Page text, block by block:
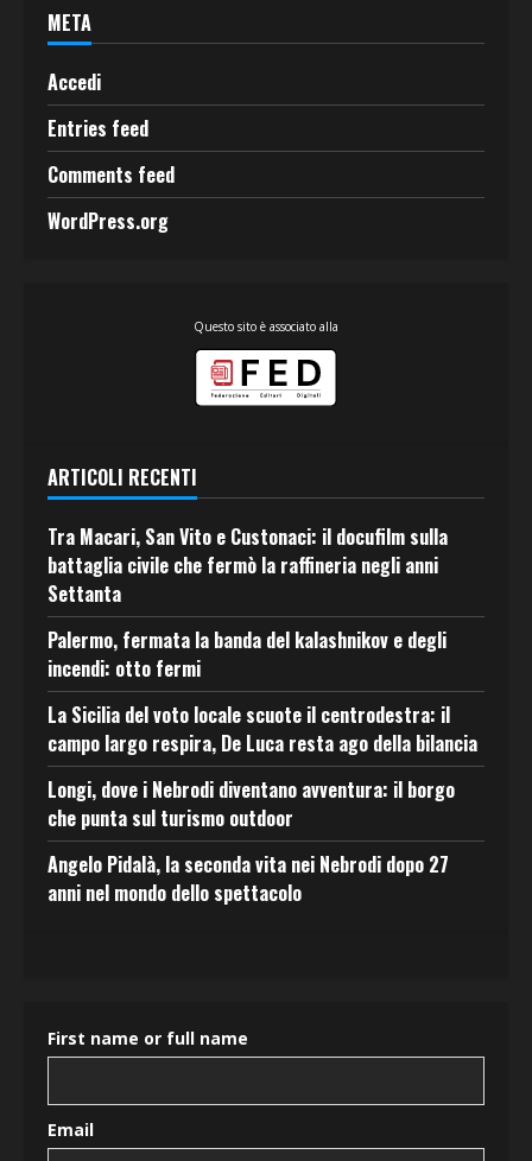
META
Accedi
Entries feed
Comments feed
WordPress.org
Questo sito è associato alla
ARTICOLI RECENTI
Tra Macari, San Vito e Custonaci: il docufilm sulla
battaglia civile che fermò la raffineria negli anni
Settanta
Palermo, fermata la banda del kalashnikov e degli
incendi: otto fermi
La Sicilia del voto locale scuote il centrodestra: il
campo largo respira, De Luca resta ago della bilancia
Longi, dove i Nebrodi diventano avventura: il borgo
che punta sul turismo outdoor
Angelo Pidalà, la seconda vita nei Nebrodi dopo 27
anni nel mondo dello spettacolo
First name or full name
Email